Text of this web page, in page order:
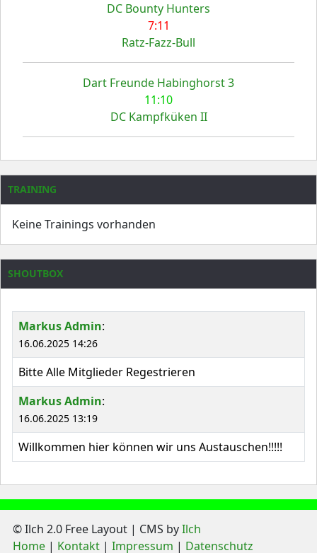
DC Bounty Hunters
7:11
Ratz-Fazz-Bull
Dart Freunde Habinghorst 3
11:10
DC Kampfküken II
TRAINING
Keine Trainings vorhanden
SHOUTBOX
Markus Admin:
16.06.2025 14:26
Bitte Alle Mitglieder Regestrieren
Markus Admin:
16.06.2025 13:19
Willkommen hier können wir uns Austauschen!!!!!
© Ilch 2.0 Free Layout | CMS byIlch
Home
Kontakt Impressum Datenschutz